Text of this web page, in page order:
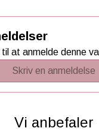
at anmelde denne
Skriv en anmeldelse
Vi anbefaler